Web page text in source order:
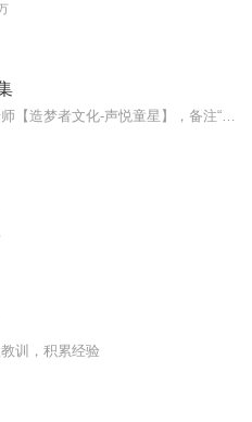
训，积累经验